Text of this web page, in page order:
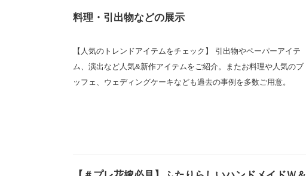
料理・引出物などの展示
【人気のトレンドアイテムをチェック】 引出物やペーパーアイテ
ム、演出など人気&新作アイテムをご紹介。またお料理や人気のブ
ッフェ、ウェディングケーキなども過去の事例を多数ご用意。